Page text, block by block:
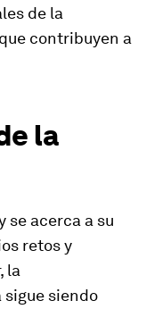
de la
contribuyen a
la
se acerca a su
retos y
la
siendo